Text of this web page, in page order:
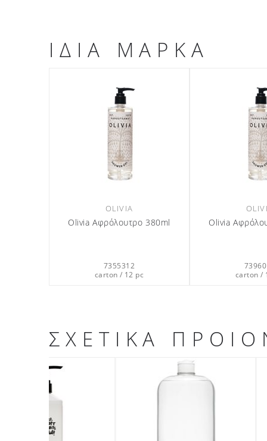
ΙΔΙΑ ΜΑΡΚΑ
OLIVIA
Olivia Αφρόλουτρο 380ml
7355312
carton / 12 pc
Olivia
carton /
ΣΧΕΤΙΚΑ